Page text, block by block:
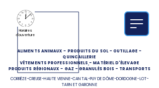
ALIMENTS ANIMAUX - PRODUITS DU SOL-OUTILLAGE-
QUINCAILLERIE
VÊTEMENTS PROFESSIONNELS -MATÉRIEL D'ÉLEVAGE
PRODUITS RÉGIONAUX - GAZ -GRANULÉS BOIS - TRANSPORTS
CORRÈZE-CREUSE-HAUTE VIENNE-CANTAL-PUY DE DÔME-DORDOGNE-LOT-
TARN ET GARONNE
Horaires
d'ouverture